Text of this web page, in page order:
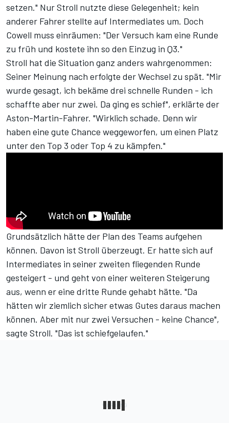
setzen." Nur Stroll nutzte diese Gelegenheit; kein
anderer Fahrer stellte auf Intermediates um. Doch
Cowell muss einräumen: "Der Versuch kam eine Runde
zu früh und kostete ihn so den Einzug in Q3."
Stroll hat die Situation ganz anders wahrgenommen:
Seiner Meinung nach erfolgte der Wechsel zu spät. "Mir
wurde gesagt, ich bekäme drei schnelle Runden - ich
schaffte aber nur zwei. Da ging es schief", erklärte der
Aston-Martin-Fahrer. "Wirklich schade. Denn wir
haben eine gute Chance weggeworfen, um einen Platz
unter den Top 3 oder Top 4 zu kämpfen."
Grundsätzlich hätte der Plan des Teams aufgehen
können. Davon ist Stroll überzeugt. Er hatte sich auf
Intermediates in seiner zweiten fliegenden Runde
gesteigert - und geht von einer weiteren Steigerung
aus, wenn er eine dritte Runde gehabt hätte. "Da
hätten wir ziemlich sicher etwas Gutes daraus machen
können. Aber mit nur zwei Versuchen - keine Chance",
sagte Stroll. "Das ist schiefgelaufen."